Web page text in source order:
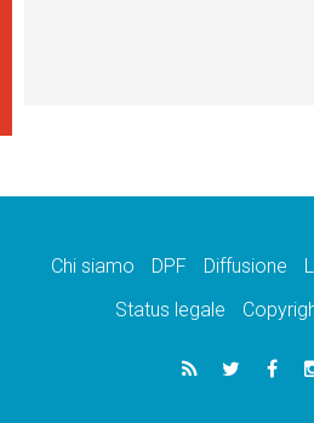
Chi siamo DPF Diffusione
Status legale